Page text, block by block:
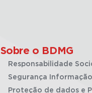
Sobre o BDMG
Responsabilidade
Segurança
Proteção de dados e